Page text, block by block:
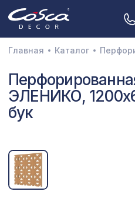
3D орнамент
Акустические панели
Декоративные балки и
Межкомнатные арки
Натуральные покрытия
Главная Каталог
ЭЛЕНИКО,
бук